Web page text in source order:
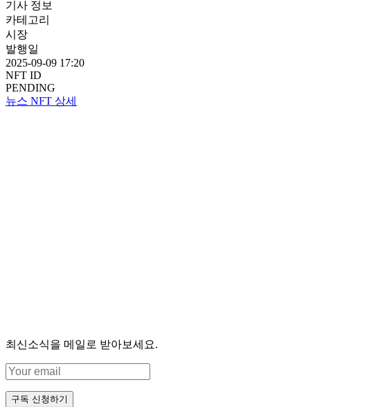
기사 정보
카테고리
시장
발행일
2025-09-09 17:20
NFT ID
PENDING
뉴스 NFT 상세
최신소식을 메일로 받아보세요.
구독 신청하기